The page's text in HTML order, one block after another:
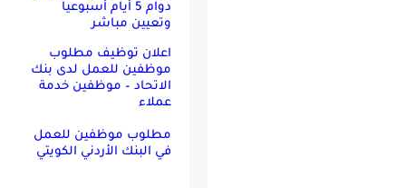
دوام 5 أيام أسبوعياً
وتعيين مباشر
اعلان توظيف مطلوب
موظفين للعمل لدى بنك
الاتحاد – موظفين خدمة
عملاء
مطلوب موظفين للعمل
في البنك الأردني الكويتي